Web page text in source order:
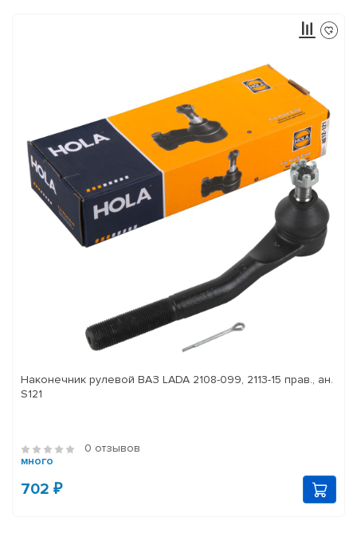
Наконечник рулевой ВАЗ LADA 2108-099, 2113-15 прав., ан.
S121
0 отзывов
много
702 ₽